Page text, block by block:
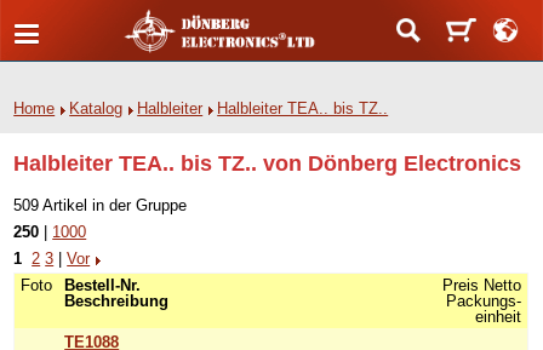
Home Katalog Halbleiter Halbleiter TEA.. bis TZ..
Halbleiter TEA.. bis TZ.. von Dönberg Electronics
509 Artikel in der Gruppe
250
1000
1 2 3 |Vor
Foto
Bestell-Nr.
Beschreibung
Preis Netto
Packungs-
einheit
TE1088